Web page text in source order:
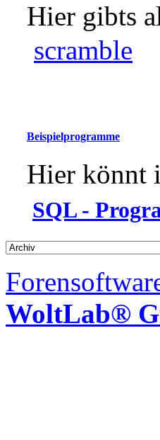
Hier gibts
scramble
Beispielprogramme
Hier könnt
SQL -
WoltLab®